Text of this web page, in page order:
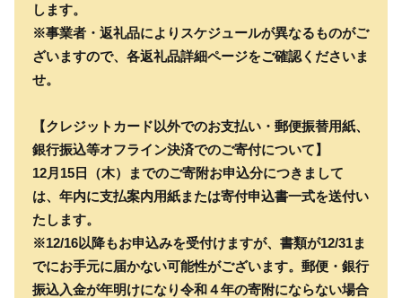
します。
※事業者・返礼品によりスケジュールが異なるものがご
ざいますので、各返礼品詳細ページをご確認くださいま
せ。
【クレジットカード以外でのお支払い・郵便振替用紙、
銀行振込等オフライン決済でのご寄付について】
12月15日（木）までのご寄附お申込分につきまして
は、年内に支払案内用紙または寄付申込書一式を送付い
たします。
※12/16以降もお申込みを受付けますが、書類が12/31ま
でにお手元に届かない可能性がございます。郵便・銀行
振込入金が年明けになり令和４年の寄附にならない場合